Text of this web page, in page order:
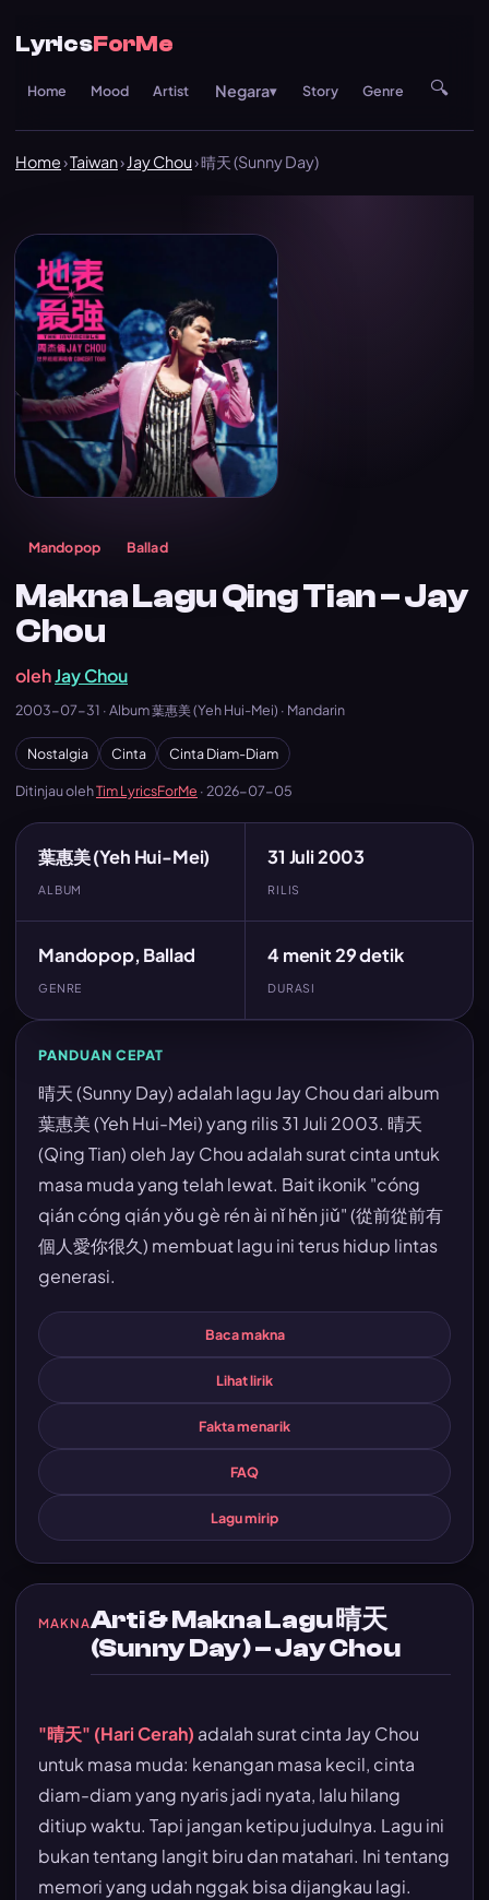
LyricsForMe
Home Mood Artist Negara▾ Story Genre 🔍
Home›Taiwan›Jay Chou› 晴天 (Sunny Day)
Mandopop Ballad
Makna Lagu Qing Tian – Jay
Chou
olehJay Chou
2003-07-31 · Album 葉惠美 (Yeh Hui-Mei) · Mandarin
Nostalgia Cinta Cinta Diam-Diam
Ditinjau olehTim LyricsForMe ·2026-07-05
葉惠美 (Yeh Hui-Mei)
ALBUM
31 Juli 2003
RILIS
Mandopop, Ballad
GENRE
4 menit 29 detik
DURASI
PANDUAN CEPAT
晴天 (Sunny Day) adalah lagu Jay Chou dari album
葉惠美 (Yeh Hui-Mei) yang rilis 31 Juli 2003. 晴天
(Qing Tian) oleh Jay Chou adalah surat cinta untuk
masa muda yang telah lewat. Bait ikonik "cóng
qián cóng qián yǒu gè rén ài nǐ hěn jiǔ" (從前從前有
個人愛你很久) membuat lagu ini terus hidup lintas
generasi.
Baca makna
Lihat lirik
Fakta menarik
FAQ
Lagu mirip
MAKNAArti & Makna Lagu 晴天
(Sunny Day) – Jay Chou
"晴天" (Hari Cerah) adalah surat cinta Jay Chou
untuk masa muda: kenangan masa kecil, cinta
diam-diam yang nyaris jadi nyata, lalu hilang
ditiup waktu. Tapi jangan ketipu judulnya. Lagu ini
bukan tentang langit biru dan matahari. Ini tentang
memori yang udah nggak bisa dijangkau lagi.